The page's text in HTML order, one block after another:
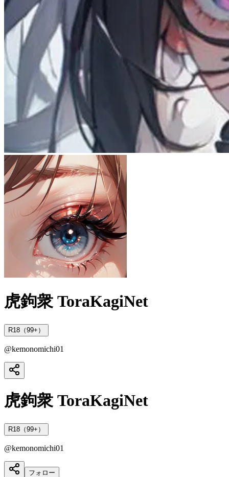
虎鉤衆 ToraKagiNet
R18（99+）
@kemonomichi01
虎鉤衆 ToraKagiNet
R18（99+）
@kemonomichi01
フォロー